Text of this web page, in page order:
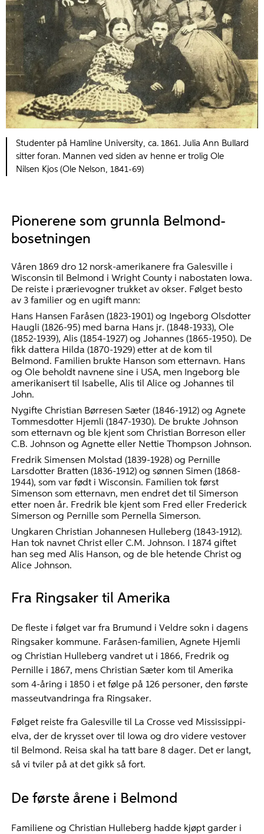
Studenter på Hamline University, ca. 1861. Julia Ann Bullard
sitter foran. Mannen ved siden av henne er trolig Ole
Nilsen Kjos (Ole Nelson, 1841-69)
Pionerene som grunnla Belmond-
bosetningen
Våren 1869 dro 12 norsk-amerikanere fra Galesville i
Wisconsin til Belmond i Wright County i nabostaten Iowa.
De reiste i prærievogner trukket av okser. Følget besto
av 3 familier og en ugift mann:
Hans Hansen Faråsen (1823-1901) og Ingeborg Olsdotter
Haugli (1826-95) med barna Hans jr. (1848-1933), Ole
(1852-1939), Alis (1854-1927) og Johannes (1865-1950). De
fikk dattera Hilda (1870-1929) etter at de kom til
Belmond. Familien brukte Hanson som etternavn. Hans
og Ole beholdt navnene sine i USA, men Ingeborg ble
amerikanisert til Isabelle, Alis til Alice og Johannes til
John.
Nygifte Christian Børresen Sæter (1846-1912) og Agnete
Tommesdotter Hjemli (1847-1930). De brukte Johnson
som etternavn og ble kjent som Christian Borreson eller
C.B. Johnson og Agnette eller Nettie Thompson Johnson.
Fredrik Simensen Molstad (1839-1928) og Pernille
Larsdotter Bratten (1836-1912) og sønnen Simen (1868-
1944), som var født i Wisconsin. Familien tok først
Simenson som etternavn, men endret det til Simerson
etter noen år. Fredrik ble kjent som Fred eller Frederick
Simerson og Pernille som Pernella Simerson.
Ungkaren Christian Johannesen Hulleberg (1843-1912).
Han tok navnet Christ eller C.M. Johnson. I 1874 giftet
han seg med Alis Hanson, og de ble hetende Christ og
Alice Johnson.
Fra Ringsaker til Amerika
De fleste i følget var fra Brumund i Veldre sokn i dagens
Ringsaker kommune. Faråsen-familien, Agnete Hjemli
og Christian Hulleberg vandret ut i 1866, Fredrik og
Pernille i 1867, mens Christian Sæter kom til Amerika
som 4-åring i 1850 i et følge på 126 personer, den første
masseutvandringa fra Ringsaker.
Følget reiste fra Galesville til La Crosse ved Mississippi-
elva, der de krysset over til Iowa og dro videre vestover
til Belmond. Reisa skal ha tatt bare 8 dager. Det er langt,
så vi tviler på at det gikk så fort.
De første årene i Belmond
Familiene og Christian Hulleberg hadde kjøpt garder i